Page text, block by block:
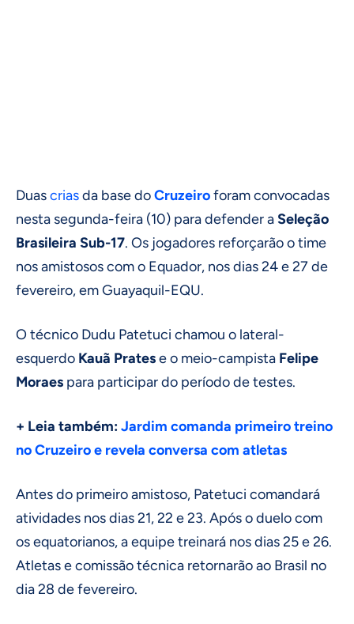
Duascriasda base doCruzeiroforam convocadas
nesta segunda-feira (10) para defender aSeleção
Brasileira Sub-17. Os jogadores reforçarão o time
nos amistosos com o Equador, nos dias 24 e 27 de
fevereiro, em Guayaquil-EQU.
O técnico Dudu Patetuci chamou o lateral-
esquerdo Kauã Pratese o meio-campista Felipe
Moraes para participar do período de testes.
+ Leia também:Jardim comanda primeiro treino
no Cruzeiro e revela conversa com atletas
Antes do primeiro amistoso, Patetuci comandará
atividades nos dias 21, 22 e 23. Após o duelo com
os equatorianos, a equipe treinará nos dias 25 e 26.
Atletas e comissão técnica retornarão ao Brasil no
dia 28 de fevereiro.